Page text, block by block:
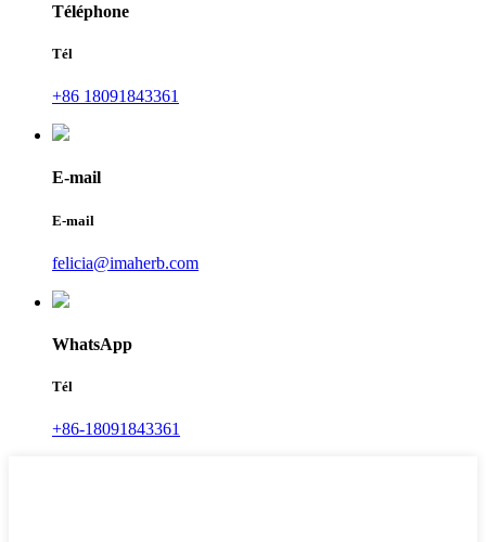
Téléphone
Tél
+86 18091843361
E-mail
E-mail
felicia@imaherb.com
WhatsApp
Tél
+86-18091843361